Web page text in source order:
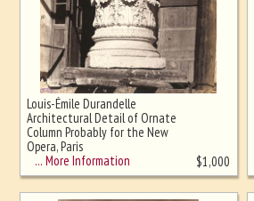
Ghost image behind the first for
sizing - must be here
Louis-Émile Durandelle
Architectural Detail of Ornate
Column Probably for the New
Opera, Paris
… More Information
$1,000